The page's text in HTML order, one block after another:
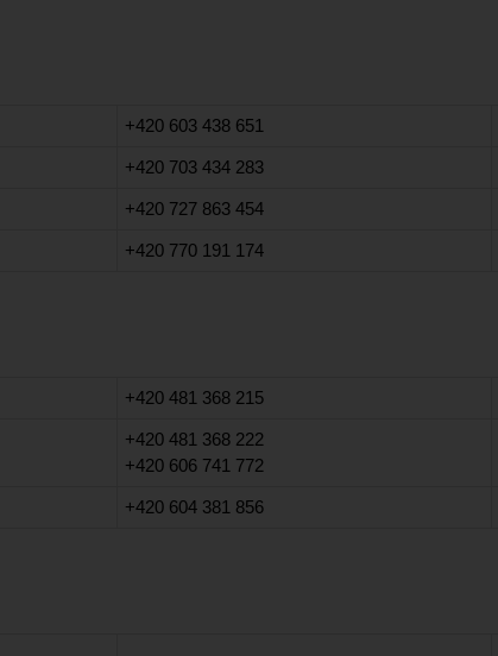
+420 603 438 651
+420 703 434 283
+420 727 863 454
+420 770 191 174
+420 481 368 215
+420 481 368 222
+420 606 741 772
+420 604 381 856